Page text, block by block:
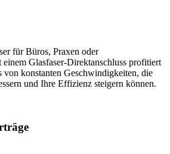
für Büros, Praxen oder
Glasfaser-Direktanschluss profitiert
konstanten Geschwindigkeiten, die
und Ihre Effizienz steigern können.